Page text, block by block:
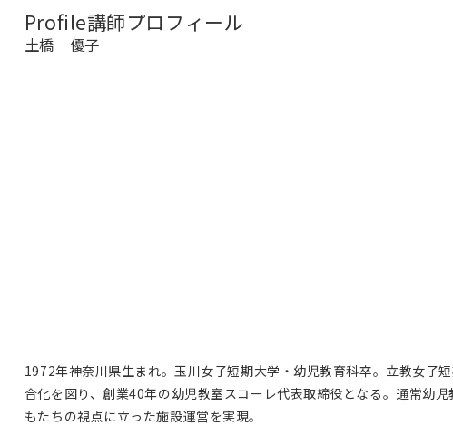
Profile講師プロフィール
土橋 優子
1972年神奈川県生まれ。玉川女子短期大学・幼児教育科卒。立教女子
合化を図り、創業40年の幼児教室スコーレ代表取締役となる。通常幼
もたちの視点に立った施設運営を実現。